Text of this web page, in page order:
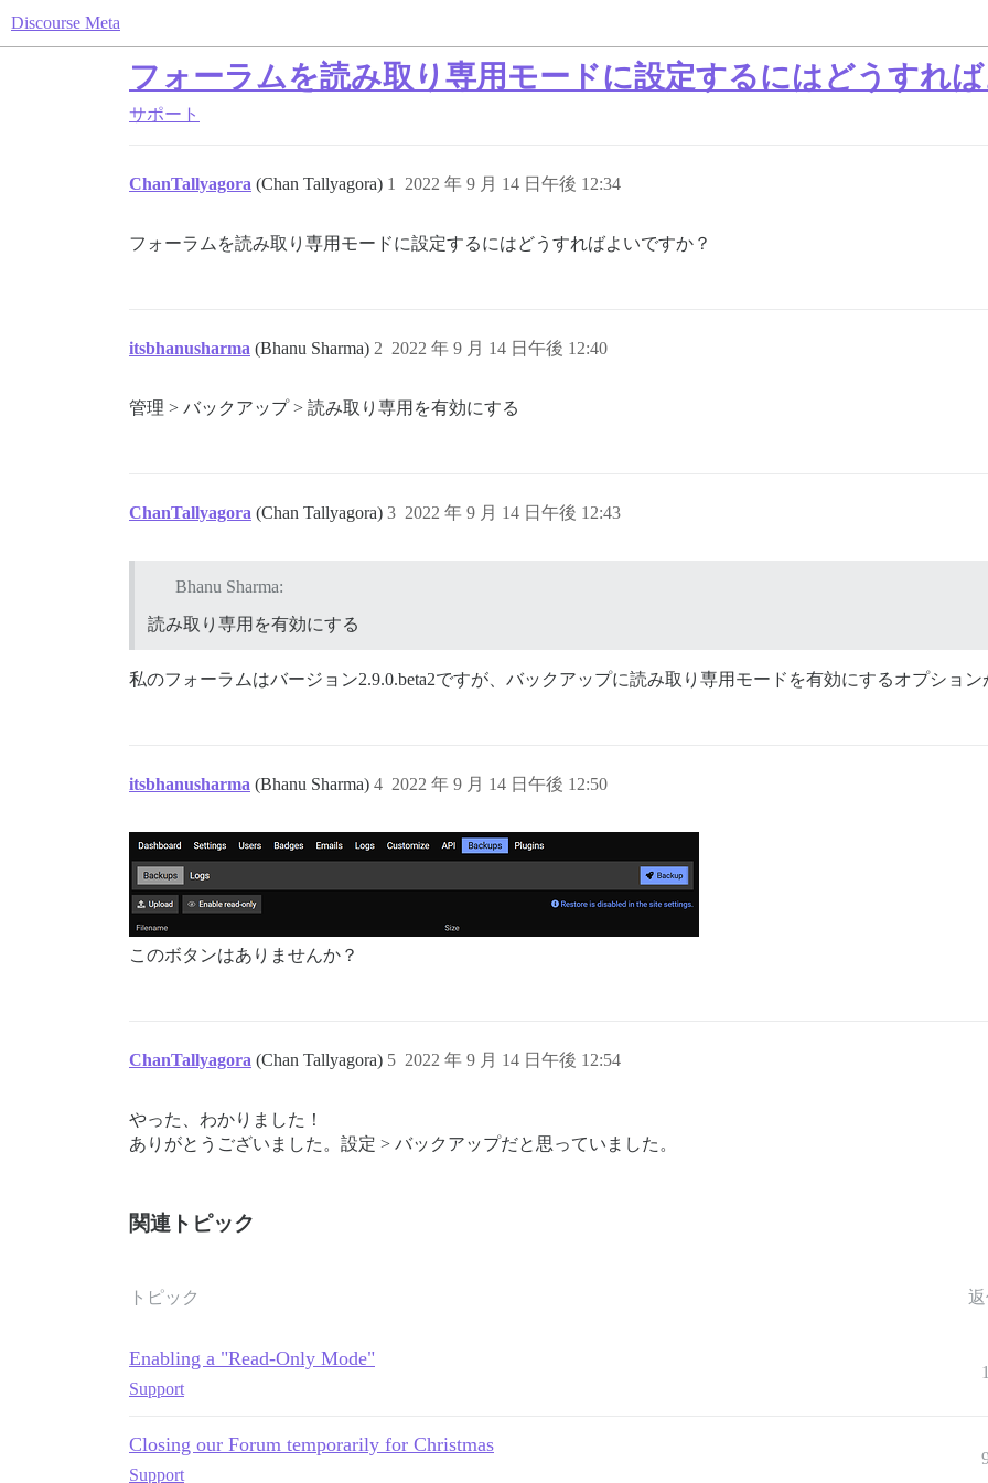
Discourse Meta
フォーラムを読み取り専用モードに設定するにはどうすれ
サポート
ChanTallyagora (Chan Tallyagora) 2022 年 9 月 14 日午後 12:34
1
フォーラムを読み取り専用モードに設定するにはどうすればよいですか？
itsbhanusharma (Bhanu Sharma) 2022 年 9 月 14 日午後 12:40
2
管理 > バックアップ > 読み取り専用を有効にする
ChanTallyagora (Chan Tallyagora) 2022 年 9 月 14 日午後 12:43
3
Bhanu Sharma:
読み取り専用を有効にする
私のフォーラムはバージョン2.9.0.beta2ですが、バックアップに読み取り専用モードを有効にするオプション
itsbhanusharma (Bhanu Sharma) 2022 年 9 月 14 日午後 12:50
4
このボタンはありませんか？
ChanTallyagora (Chan Tallyagora) 2022 年 9 月 14 日午後 12:54
5
やった、わかりました！
ありがとうございました。設定 > バックアップだと思っていました。
関連トピック
トピック
Enabling a "Read-Only Mode"
Support
1
Closing our Forum temporarily for Christmas
Support